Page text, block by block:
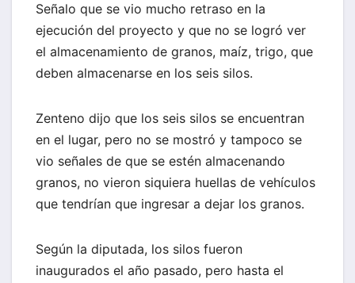
Señalo que se vio mucho retraso en la
ejecución del proyecto y que no se logró ver
el almacenamiento de granos, maíz, trigo, que
deben almacenarse en los seis silos.
Zenteno dijo que los seis silos se encuentran
en el lugar, pero no se mostró y tampoco se
vio señales de que se estén almacenando
granos, no vieron siquiera huellas de vehículos
que tendrían que ingresar a dejar los granos.
Según la diputada, los silos fueron
inaugurados el año pasado, pero hasta el